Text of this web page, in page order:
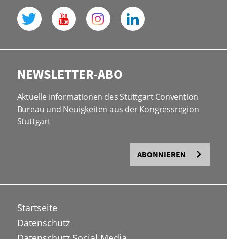
NEWSLETTER-ABO
Aktuelle Informationen des Stuttgart Convention
Bureau und Neuigkeiten aus der Kongressregion
Stuttgart
ABONNIEREN
Startseite
Datenschutz